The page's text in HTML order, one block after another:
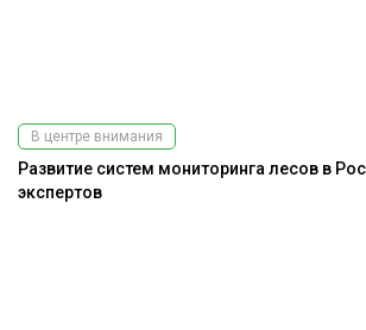
В центре внимания
Развитие систем мониторинга лесов в
экспертов